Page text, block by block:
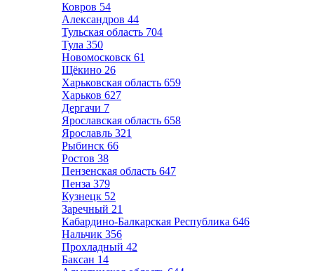
Ковров 54
Александров 44
Тульская область 704
Тула 350
Новомосковск 61
Щёкино 26
Харьковская область 659
Харьков 627
Дергачи 7
Ярославская область 658
Ярославль 321
Рыбинск 66
Ростов 38
Пензенская область 647
Пенза 379
Кузнецк 52
Заречный 21
Кабардино-Балкарская Республика 646
Нальчик 356
Прохладный 42
Баксан 14